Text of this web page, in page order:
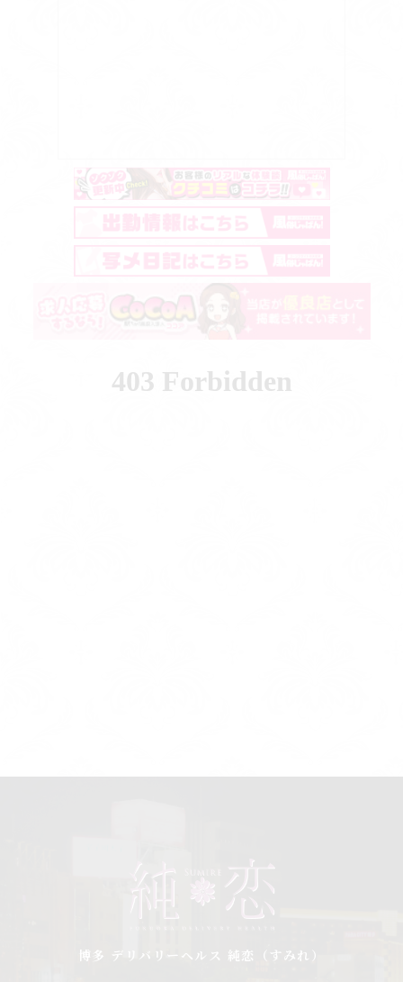
博多 デリバリーヘルス 純恋（すみれ）